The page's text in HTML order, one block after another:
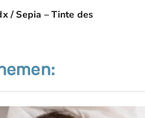
/ Sepia – Tinte des